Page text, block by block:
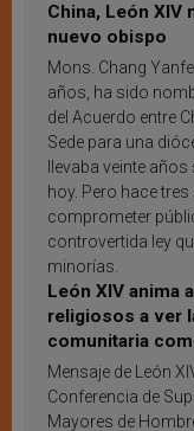
China, León XIV
nuevo obispo
Mons. Chang
años, ha sido
del Acuerdo entre
Sede para una
llevaba veinte
hoy. Pero hace
comprometer
controvertida ley
minorías.
León XIV anima
religiosos a ver
comunitaria
inspiración y
Mensaje de León
Conferencia de
Mayores de